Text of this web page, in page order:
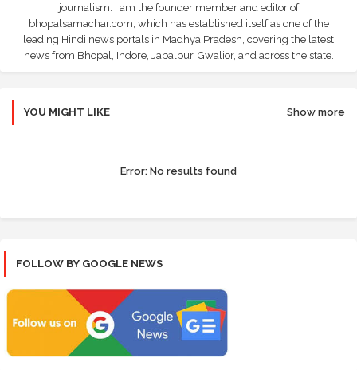
journalism. I am the founder member and editor of
bhopalsamachar.com, which has established itself as one of the
leading Hindi news portals in Madhya Pradesh, covering the latest
news from Bhopal, Indore, Jabalpur, Gwalior, and across the state.
YOU MIGHT LIKE Show more
Error: No results found
FOLLOW BY GOOGLE NEWS